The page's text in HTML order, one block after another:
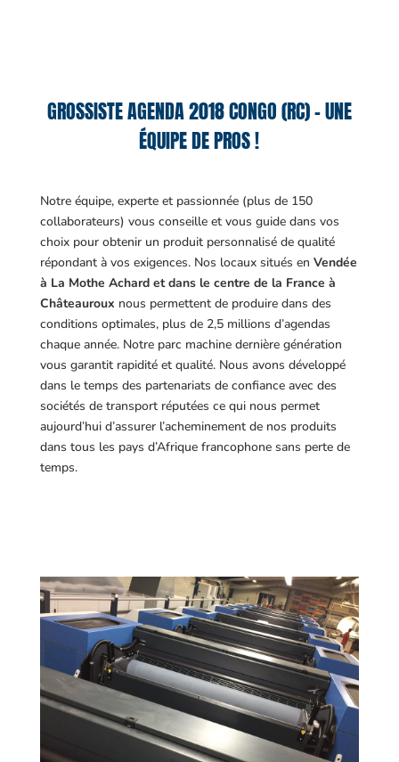
GROSSISTE AGENDA 2018 CONGO (RC) – UNE
ÉQUIPE DE PROS !
Notre équipe, experte et passionnée (plus de 150
collaborateurs) vous conseille et vous guide dans vos
choix pour obtenir un produit personnalisé de qualité
répondant à vos exigences. Nos locaux situés en Vendée
à La Mothe Achard et dans le centre de la France à
Châteauroux nous permettent de produire dans des
conditions optimales, plus de 2,5 millions d’agendas
chaque année. Notre parc machine dernière génération
vous garantit rapidité et qualité. Nous avons développé
dans le temps des partenariats de confiance avec des
sociétés de transport réputées ce qui nous permet
aujourd’hui d’assurer l’acheminement de nos produits
dans tous les pays d’Afrique francophone sans perte de
temps.